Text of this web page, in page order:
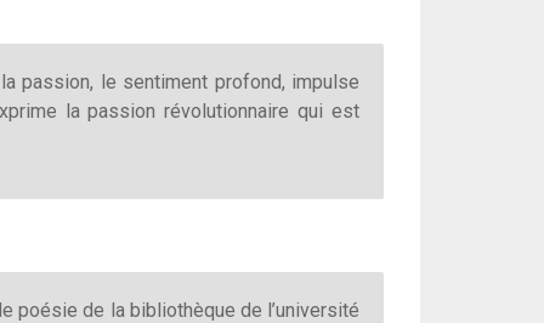
passion, le sentiment profond, impulse
la passion révolutionnaire qui est
poésie de la bibliothèque de l’université